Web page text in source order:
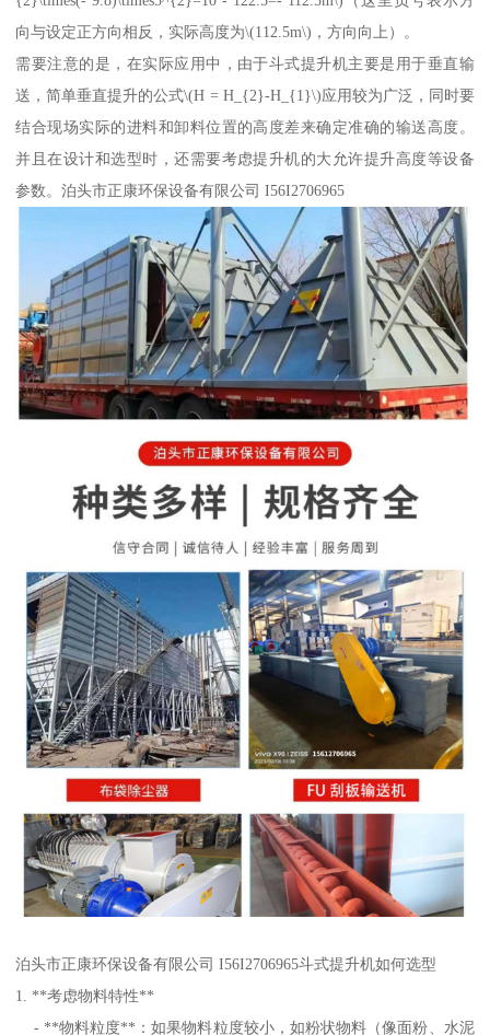
向与设定正方向相反，实际高度为\(112.5m\)，方向向上）。
需要注意的是，在实际应用中，由于斗式提升机主要是用于垂直输
送，简单垂直提升的公式\(H = H_{2}-H_{1}\)应用较为广泛，同时要
结合现场实际的进料和卸料位置的高度差来确定准确的输送高度。
并且在设计和选型时，还需要考虑提升机的大允许提升高度等设备
参数。泊头市正康环保设备有限公司 I56I2706965
泊头市正康环保设备有限公司 I56I2706965斗式提升机如何选型
1. **考虑物料特性**
- **物料粒度**：如果物料粒度较小，如粉状物料（像面粉、水泥